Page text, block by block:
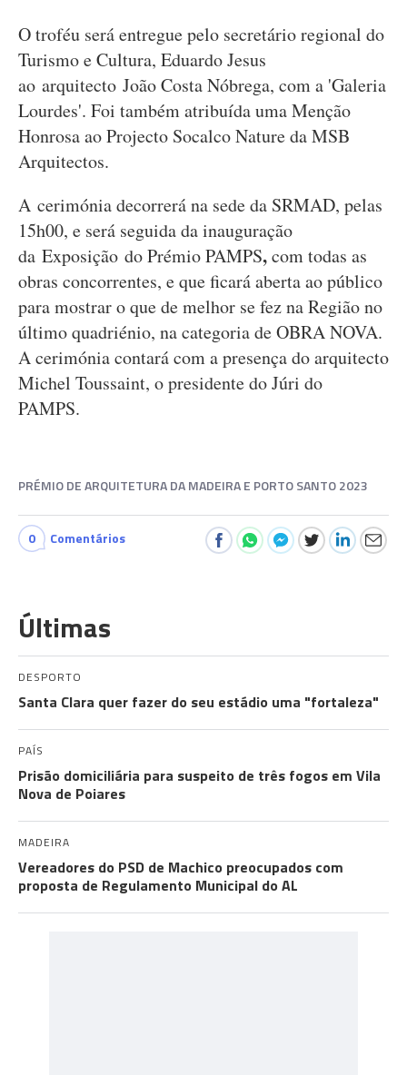
O troféu será entregue pelo secretário regional do
Turismo e Cultura, Eduardo Jesus
ao arquitecto João Costa Nóbrega, com a 'Galeria
Lourdes'. Foi também atribuída uma Menção
Honrosa ao Projecto Socalco Nature da MSB
Arquitectos.
A cerimónia decorrerá na sede da SRMAD, pelas
15h00, e será seguida da inauguração
da Exposição do Prémio PAMPS,com todas as
obras concorrentes, e que ficará aberta ao público
para mostrar o que de melhor se fez na Região no
último quadriénio, na categoria de OBRA NOVA.
A cerimónia contará com a presença do arquitecto
Michel Toussaint, o presidente do Júri do
PAMPS.
PRÉMIO DE ARQUITETURA DA MADEIRA E PORTO SANTO 2023
0 Comentários
Últimas
DESPORTO
Santa Clara quer fazer do seu estádio uma "fortaleza"
PAÍS
Prisão domiciliária para suspeito de três fogos em Vila
Nova de Poiares
MADEIRA
Vereadores do PSD de Machico preocupados com
proposta de Regulamento Municipal do AL